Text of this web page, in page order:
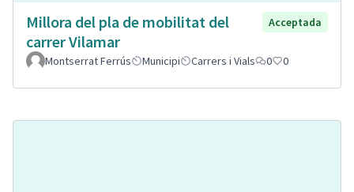
Millora del pla de mobilitat del
carrer Vilamar
Acceptada
Montserrat Ferrús Municipi Carrers i Vials 0 0